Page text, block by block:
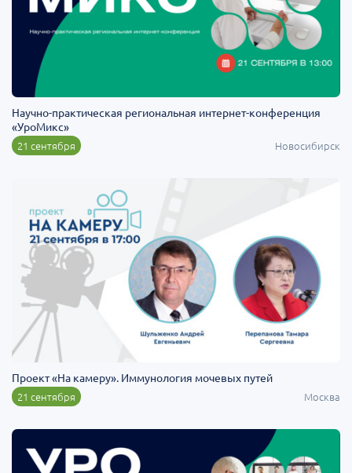
Научно-практическая региональная интернет-конференция
«УроМикс»
21 сентября Новосибирск
Проект «На камеру». Иммунология мочевых путей
21 сентября Москва